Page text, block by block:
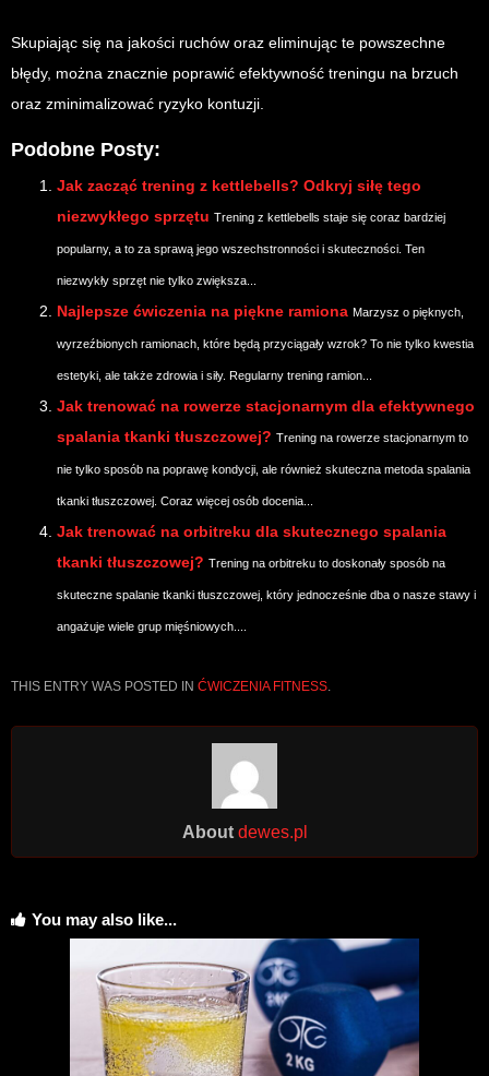
Skupiając się na jakości ruchów oraz eliminując te powszechne
błędy, można znacznie poprawić efektywność treningu na brzuch
oraz zminimalizować ryzyko kontuzji.
Podobne Posty:
Jak zacząć trening z kettlebells? Odkryj siłę tego
niezwykłego sprzętu Trening z kettlebells staje się coraz bardziej
popularny, a to za sprawą jego wszechstronności i skuteczności. Ten
niezwykły sprzęt nie tylko zwiększa...
Najlepsze ćwiczenia na piękne ramiona Marzysz o pięknych,
wyrzeźbionych ramionach, które będą przyciągały wzrok? To nie tylko kwestia
estetyki, ale także zdrowia i siły. Regularny trening ramion...
Jak trenować na rowerze stacjonarnym dla efektywnego
spalania tkanki tłuszczowej? Trening na rowerze stacjonarnym to
nie tylko sposób na poprawę kondycji, ale również skuteczna metoda spalania
tkanki tłuszczowej. Coraz więcej osób docenia...
Jak trenować na orbitreku dla skutecznego spalania
tkanki tłuszczowej? Trening na orbitreku to doskonały sposób na
skuteczne spalanie tkanki tłuszczowej, który jednocześnie dba o nasze stawy i
angażuje wiele grup mięśniowych....
THIS ENTRY WAS POSTED IN ĆWICZENIA FITNESS.
About dewes.pl
You may also like...